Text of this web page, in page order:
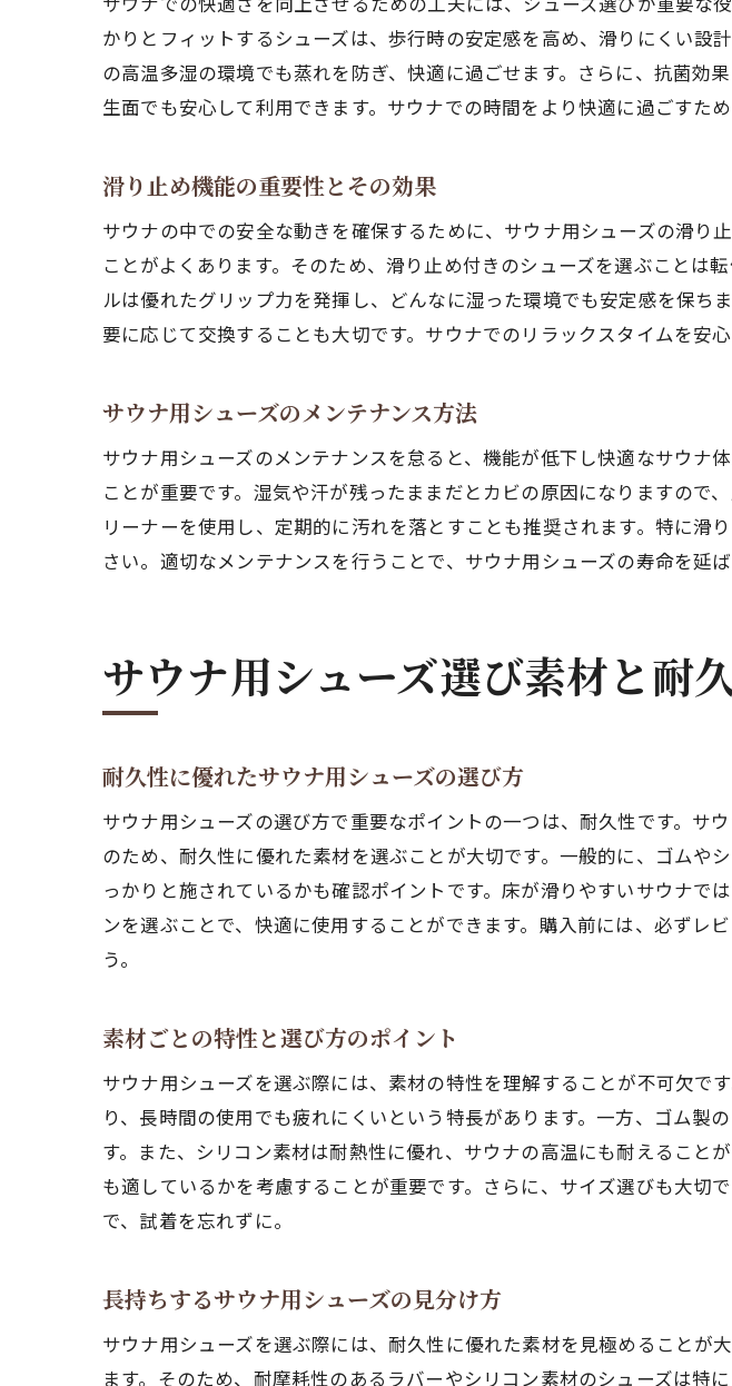
サウナ用シュー
購入時に注意した
使用目的に合わせ
リラックス効果
サウナ時間を快
シューズ選びでサ
サウナ後のリフレ
サウナ用シューズで足
快適なサウナ体験
足元の快適さを追
足に優しい素材の
サウナライフを
サウナでの時間
長く愛用できるサ
かりとフィットするシューズは、歩行時の安定感を高め、滑りにくい設
の高温多湿の環境でも蒸れを防ぎ、快適に過ごせます。さらに、抗菌効
生面でも安心して利用できます。サウナでの時間をより快適に過ごすた
滑り止め機能の重要性とその効果
サウナの中での安全な動きを確保するために、サウナ用シューズの滑り
ことがよくあります。そのため、滑り止め付きのシューズを選ぶことは
ルは優れたグリップ力を発揮し、どんなに湿った環境でも安定感を保
要に応じて交換することも大切です。サウナでのリラックスタイムを安
サウナ用シューズのメンテナンス方法
サウナ用シューズのメンテナンスを怠ると、機能が低下し快適なサウナ
ことが重要です。湿気や汗が残ったままだとカビの原因になりますので
リーナーを使用し、定期的に汚れを落とすことも推奨されます。特に
さい。適切なメンテナンスを行うことで、サウナ用シューズの寿命を延
サウナ用シューズ選び素材と耐
耐久性に優れたサウナ用シューズの選び方
サウナ用シューズの選び方で重要なポイントの一つは、耐久性です。サ
のため、耐久性に優れた素材を選ぶことが大切です。一般的に、ゴムや
っかりと施されているかも確認ポイントです。床が滑りやすいサウナで
ンを選ぶことで、快適に使用することができます。購入前には、必ずレ
う。
素材ごとの特性と選び方のポイント
サウナ用シューズを選ぶ際には、素材の特性を理解することが不可欠で
り、長時間の使用でも疲れにくいという特長があります。一方、ゴム製
す。また、シリコン素材は耐熱性に優れ、サウナの高温にも耐えること
も適しているかを考慮することが重要です。さらに、サイズ選びも大切
で、試着を忘れずに。
長持ちするサウナ用シューズの見分け方
サウナ用シューズを選ぶ際には、耐久性に優れた素材を見極めることが
ます。そのため、耐摩耗性のあるラバーやシリコン素材のシューズは特